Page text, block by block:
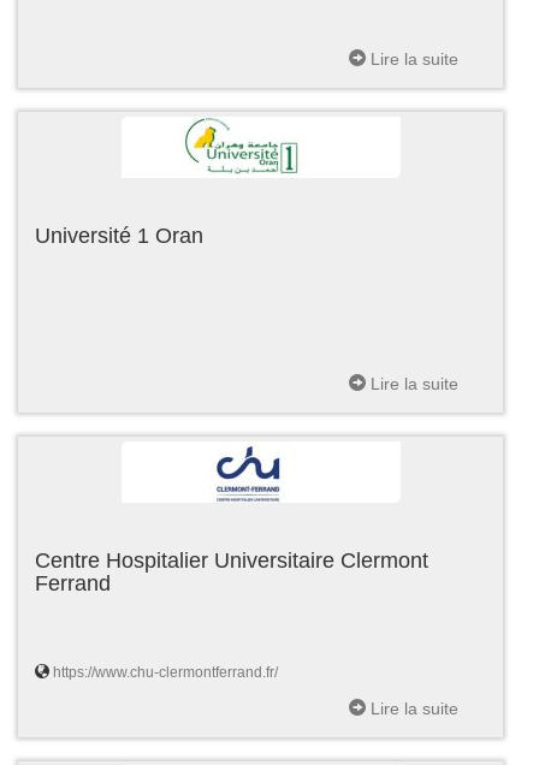
Lire la suite
Université 1 Oran
Lire la suite
Centre Hospitalier Universitaire Clermont
Ferrand
https://www.chu-clermontferrand.fr/
Lire la suite